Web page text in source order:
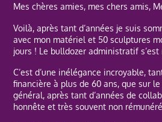
Mes chères amies, mes chers amis,
Voilà, après tant d’années je suis
avec mon matériel et 50 sculptures
jours ! Le bulldozer administratif s’est
C’est d’une inélégance incroyable,
financière à plus de 60 ans, que sur
général, après tant d’années de
honnête et très souvent non